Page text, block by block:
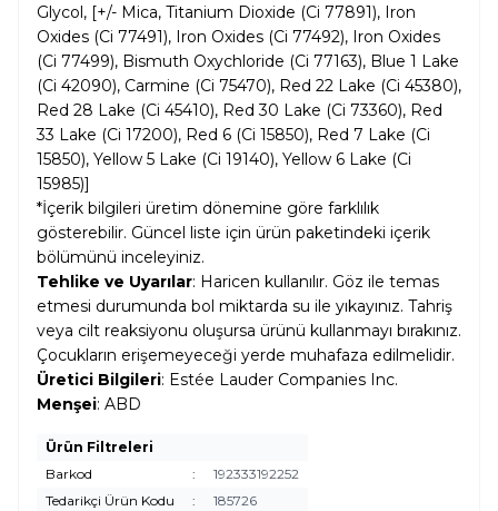
Glycol, [+/- Mica, Titanium Dioxide (Ci 77891), Iron
Oxides (Ci 77491), Iron Oxides (Ci 77492), Iron Oxides
(Ci 77499), Bismuth Oxychloride (Ci 77163), Blue 1 Lake
(Ci 42090), Carmine (Ci 75470), Red 22 Lake (Ci 45380),
Red 28 Lake (Ci 45410), Red 30 Lake (Ci 73360), Red
33 Lake (Ci 17200), Red 6 (Ci 15850), Red 7 Lake (Ci
15850), Yellow 5 Lake (Ci 19140), Yellow 6 Lake (Ci
15985)]
*İçerik bilgileri üretim dönemine göre farklılık
gösterebilir. Güncel liste için ürün paketindeki içerik
bölümünü inceleyiniz.
Tehlike ve Uyarılar: Haricen kullanılır. Göz ile temas
etmesi durumunda bol miktarda su ile yıkayınız. Tahriş
veya cilt reaksiyonu oluşursa ürünü kullanmayı bırakınız.
Çocukların erişemeyeceği yerde muhafaza edilmelidir.
Üretici Bilgileri: Estée Lauder Companies Inc.
Menşei: ABD
Ürün Filtreleri
Barkod
:
192333192252
Tedarikçi Ürün Kodu
: 185726